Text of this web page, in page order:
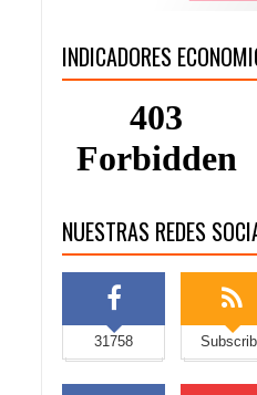
INDICADORES
NUESTRAS REDES
31758